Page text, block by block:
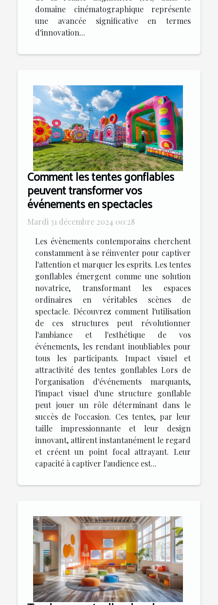
domaine cinématographique représente
une avancée significative en termes
d'innovation...
Comment les tentes gonflables
peuvent transformer vos
événements en spectacles
Mardi 31 décembre 2024 00:28
Les évènements contemporains cherchent
constamment à se réinventer pour captiver
l'attention et marquer les esprits. Les tentes
gonflables émergent comme une solution
novatrice, transformant les espaces
ordinaires en véritables scènes de
spectacle. Découvrez comment l'utilisation
de ces structures peut révolutionner
l'ambiance et l'esthétique de vos
événements, les rendant inoubliables pour
tous les participants. Impact visuel et
attractivité des tentes gonflables Lors de
l'organisation d'événements marquants,
l'impact visuel d'une structure gonflable
peut jouer un rôle déterminant dans le
succès de l'occasion. Ces tentes, par leur
taille impressionnante et leur design
innovant, attirent instantanément le regard
et créent un point focal attrayant. Leur
capacité à captiver l'audience est...